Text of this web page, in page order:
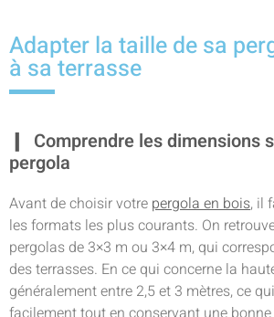
Adapter la taille de sa
à sa terrasse
Comprendre les dimensions
pergola
Avant de choisir votre pergola en bois, il
les formats les plus courants. On
pergolas de 3×3 m ou 3×4 m, qui
des terrasses. En ce qui concerne la
généralement entre 2,5 et 3 mètres, ce